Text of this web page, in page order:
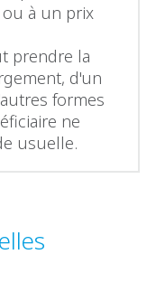
à un prix
prendre la
d'un
formes
ne
usuelle.